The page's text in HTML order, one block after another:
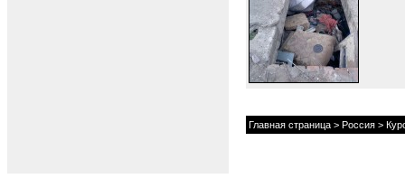
Главная страница > Россия >